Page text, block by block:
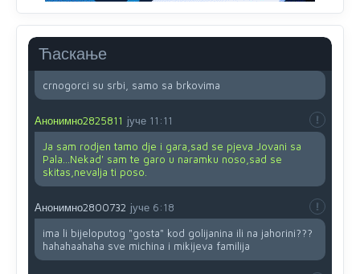
Ћаскање
muvjerujem.tekmi je 50 godina.
Анонимно2800732
crnogorci su srbi, samo sa brkovima
Анонимно2825811 јуче 11:11
Ja sam rodjen tamo dje i gara,sad se pjeva Jovani sa
Pala...Nekad' sam te garo u naramku noso,sad se
skitas,nevalja ti poso.
Анонимно2800732 јуче 6:18
ima li bijeloputog "gosta" kod golijanina ili na jahorini???
hahahaahaha sve michina i mikijeva familija